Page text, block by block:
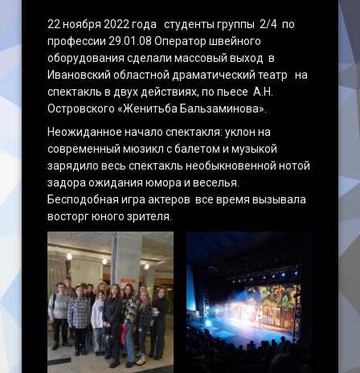
Наши достижения
22 ноября 2022 года студенты группы 2/4 по
профессии 29.01.08 Оператор швейного
оборудования сделали массовый выход в
Ивановский областной драматический театр на
спектакль в двух действиях, по пьесе А.Н.
Островского «Женитьба Бальзаминова».
Неожиданное начало спектакля: уклон на
современный мюзикл с балетом и музыкой
зарядило весь спектакль необыкновенной нотой
задора ожидания юмора и веселья.
Бесподобная игра актеров все время вызывала
восторг юного зрителя.